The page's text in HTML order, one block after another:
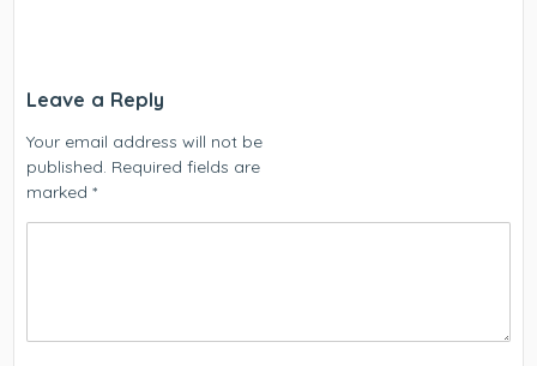
Leave a Reply
Your email address will not be
published. Required fields are
marked*